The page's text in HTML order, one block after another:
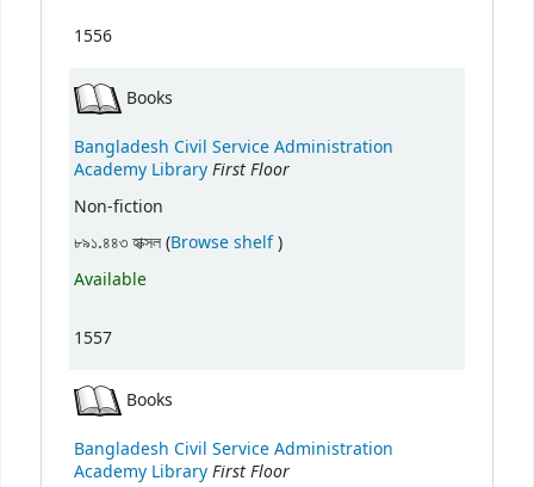
1556
Books
Bangladesh Civil Service Administration
Academy LibraryFirst Floor
Non-fiction
৮৯১.৪৪৩ হাক্সল (Browse shelf(Opens below)
)
Available
1557
Books
Bangladesh Civil Service Administration
Academy LibraryFirst Floor